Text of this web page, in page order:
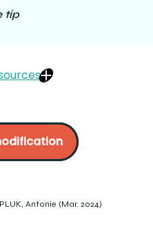
tip
seringues-et-
ca-
: Édition
Antonie (Mar. 2024)